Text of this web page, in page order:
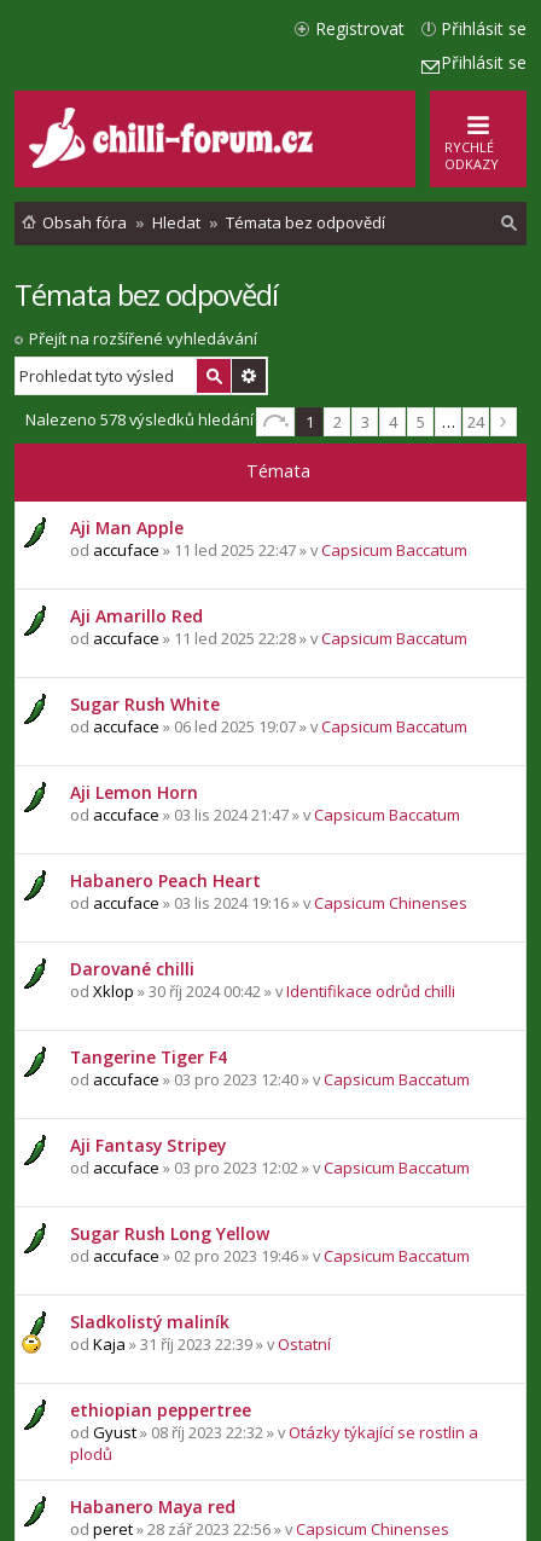
Přihlásit se
Přihlásit se
Registrovat
RYCHLÉ
ODKAZY
Obsah fóra Hledat Témata bez odpovědí
Témata bez odpovědí
Přejít na rozšířené vyhledávání
Nalezeno 578 výsledků hledání 1 2 3 4 5 … 24
Témata
Aji Man Apple
od accuface » 11 led 2025 22:47 » vCapsicum Baccatum
Aji Amarillo Red
od accuface » 11 led 2025 22:28 » vCapsicum Baccatum
Sugar Rush White
od accuface » 06 led 2025 19:07 » vCapsicum Baccatum
Aji Lemon Horn
od accuface » 03 lis 2024 21:47 » vCapsicum Baccatum
Habanero Peach Heart
od accuface » 03 lis 2024 19:16 » vCapsicum Chinenses
Darované chilli
od Xklop » 30 říj 2024 00:42 » vIdentifikace odrůd chilli
Tangerine Tiger F4
od accuface » 03 pro 2023 12:40 » vCapsicum Baccatum
Aji Fantasy Stripey
od accuface » 03 pro 2023 12:02 » vCapsicum Baccatum
Sugar Rush Long Yellow
od accuface » 02 pro 2023 19:46 » vCapsicum Baccatum
Sladkolistý maliník
od Kaja » 31 říj 2023 22:39 » vOstatní
ethiopian peppertree
od Gyust» 08 říj 2023 22:32 » vOtázky týkající se rostlin a
plodů
Habanero Maya red
od peret» 28 zář 2023 22:56 » vCapsicum Chinenses